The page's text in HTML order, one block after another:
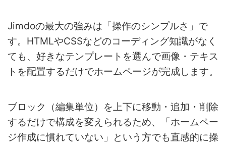
Jimdoの最大の強みは「操作のシンプルさ」で
す。HTMLやCSSなどのコーディング知識がなく
ても、好きなテンプレートを選んで画像・テキス
トを配置するだけでホームページが完成します。
ブロック（編集単位）を上下に移動・追加・削除
するだけで構成を変えられるため、「ホームペー
ジ作成に慣れていない」という方でも直感的に操